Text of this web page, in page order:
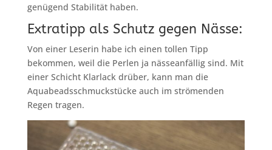
genügend Stabilität haben.
Extratipp als Schutz gegen Nässe:
Von einer Leserin habe ich einen tollen Tipp
bekommen, weil die Perlen ja nässeanfällig sind. Mit
einer Schicht Klarlack drüber, kann man die
Aquabeadsschmuckstücke auch im strömenden
Regen tragen.